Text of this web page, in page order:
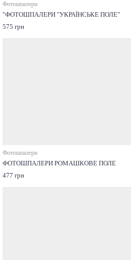
Фотошпалери
"ФОТОШПАЛЕРИ "УКРАЇНСЬКЕ ПОЛЕ"
575 грн
Фотошпалери
ФОТОШПАЛЕРИ РОМАШКОВЕ ПОЛЕ
477 грн